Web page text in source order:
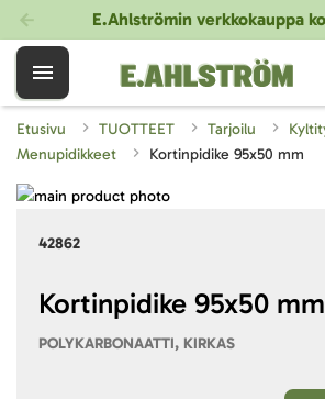
E.Ahlströmin verkkokauppa
Etusivu TUOTTEET Tarjoilu
Menupidikkeet
Kortinpidike 95x50 mm
42862
Kortinpidike 95x50 mm
POLYKARBONAATTI, KIRKAS
Skip
images
beginning